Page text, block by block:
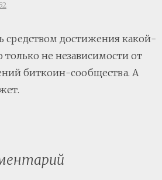
достижения какой-
только не независимости от
биткоин-сообщества. А